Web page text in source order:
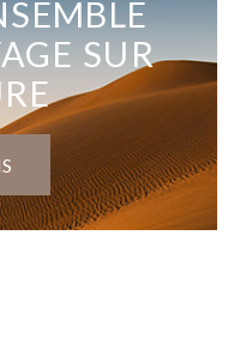
SUR